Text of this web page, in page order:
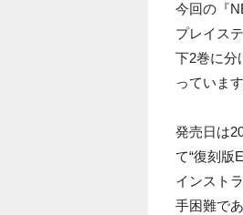
今回の『
プレイス
下2巻に分
っています
発売日は
て“復刻版
インスト
手困難で